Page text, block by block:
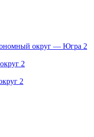
округ — Югра 2
2
2